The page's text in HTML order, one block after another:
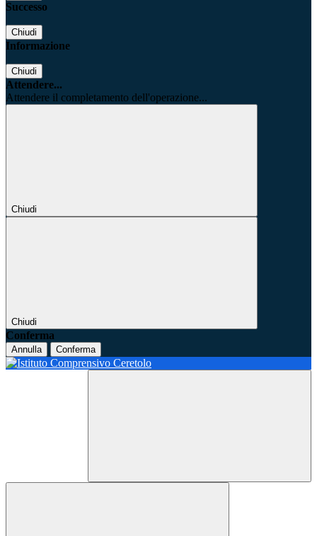
Successo
Chiudi
Informazione
Chiudi
Attendere...
Attendere il completamento dell'operazione...
Chiudi
Chiudi
Conferma
Annulla Conferma